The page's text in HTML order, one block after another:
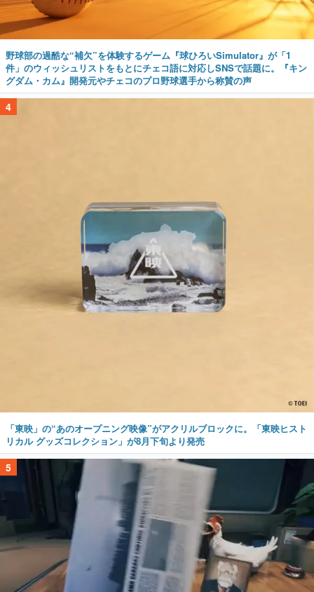
野球部の過酷な“補欠”を体験するゲーム『球ひろいSimulator』が「1
件」のウィッシュリストをもとにチェコ語に対応しSNSで話題に。『キン
グダム・カム』開発元やチェコのプロ野球選手から称賛の声
4
「東映」の“あのオープニング映像”がアクリルブロックに。「東映ヒスト
リカル グッズコレクション」が8月下旬より発売
5